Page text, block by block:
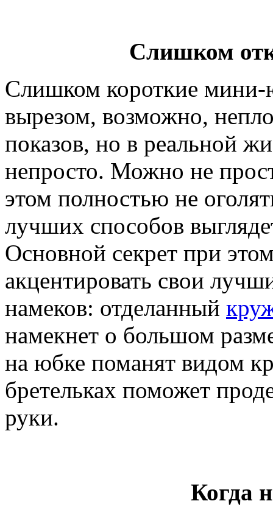
Слишком
Слишком короткие мини-
вырезом, возможно,
показов, но в реальной
непросто. Можно не
этом полностью не
лучших способов
Основной секрет при
акцентировать свои
намеков: отделанный
намекнет о большом
на юбке поманят видом
бретельках поможет
руки.
Когда